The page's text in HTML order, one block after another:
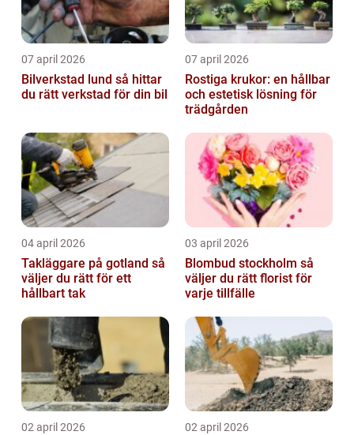
07 april 2026
Bilverkstad lund så hittar
du rätt verkstad för din bil
07 april 2026
Rostiga krukor: en hållbar
och estetisk lösning för
trädgården
04 april 2026
Takläggare på gotland så
väljer du rätt för ett
hållbart tak
03 april 2026
Blombud stockholm så
väljer du rätt florist för
varje tillfälle
02 april 2026 02 april 2026